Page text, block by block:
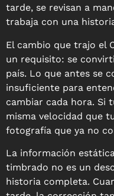
tarde, se revisan a
trabaja con una
El cambio que trajo el
un requisito: se
país. Lo que antes se
insuficiente para
cambiar cada hora. Si
misma velocidad que
fotografía que ya no
La información
timbrado no es un
historia completa.